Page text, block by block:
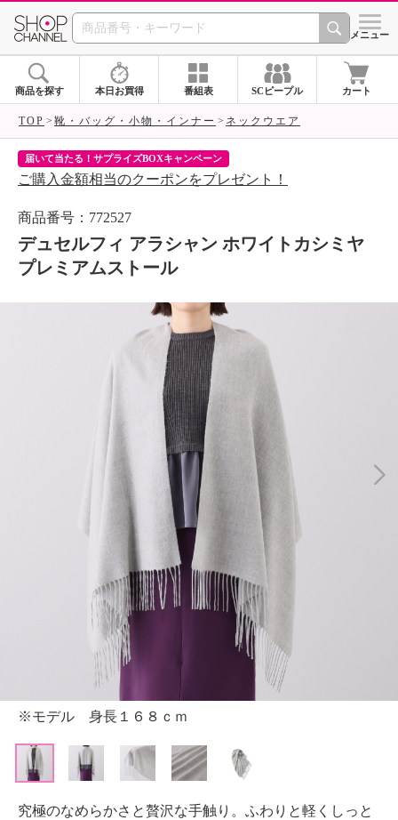
SHOP CHANNEL シメニュー
商品を探す 本日お買得 番組表 SCピープル カート
TOP 靴・バッグ・小物・インナー ネックウエア
届いて当たる！サプライズBOXキャンペーン
ご購入金額相当のクーポンをプレゼント！
商品番号：772527
デュセルフィ アラシャン ホワイトカシミヤ
プレミアムストール
※モデル 身長１６８ｃｍ
究極のなめらかさと贅沢な手触り。ふわりと軽くしっと